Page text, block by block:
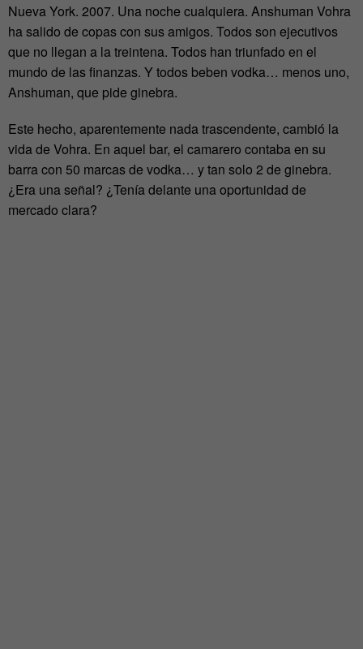
Nueva York. 2007. Una noche cualquiera. Anshuman Vohra
ha salido de copas con sus amigos. Todos son ejecutivos
que no llegan a la treintena. Todos han triunfado en el
mundo de las finanzas. Y todos beben vodka… menos uno,
Anshuman, que pide ginebra.
Este hecho, aparentemente nada trascendente, cambió la
vida de Vohra. En aquel bar, el camarero contaba en su
barra con 50 marcas de vodka… y tan solo 2 de ginebra.
¿Era una señal? ¿Tenía delante una oportunidad de
mercado clara?